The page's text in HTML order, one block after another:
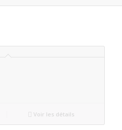
Voir les détails